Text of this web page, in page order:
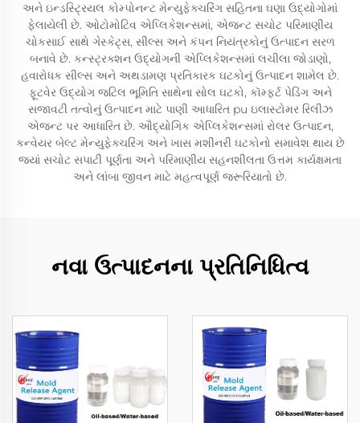
અને ઇન્ડસ્ટ્રિયલ કોમ્પોનન્ટ મેન્યુફેક્ચરિંગ સહિતના ઘણા ઉદ્યોગોમાં
ફેલાયેલી છે. ઓટોમોટિવ એપ્લિકેશન્સમાં, એજન્ટ સચોટ પરિમાણીય
ચોકસાઈ સાથે ગેસ્કેટ્સ, સીલ્સ અને કંપન નિયંત્રકોનું ઉત્પાદન સરળ
બનાવે છે. કન્સ્ટ્રક્શન ઉદ્યોગની એપ્લિકેશન્સમાં લચીલા જોડાણો,
હવારોધક સીલ્સ અને અથડામણ પ્રતિકારક ઘટકોનું ઉત્પાદન શામેલ છે.
ફૂટવેર ઉદ્યોગ જટિલ ભૂમિતિ સાથેના સોલ ઘટકો, કૉમ્ફર્ટ પેડિંગ અને
સજાવટી તત્વોનું ઉત્પાદન માટે પાણી આધારિત pu ઇલાસ્ટોમર રિલીઝ
એજન્ટ પર આધારિત છે. ઔદ્યોગિક એપ્લિકેશન્સમાં રોલર ઉત્પાદન,
કન્વેયર બેલ્ટ મેન્યુફેક્ચરિંગ અને ખાસ મશીનરી ઘટકોનો સમાવેશ થાય છે
જ્યાં સચોટ સપાટી પૂર્ણતા અને પરિમાણીય સહનશીલતા ઉત્તમ કાર્યક્ષમતા
અને લાંબા જીવન માટે મહત્વપૂર્ણ જરૂરિયાતો છે.
નવા ઉત્પાદનના પ્રતિનિધિત્વ